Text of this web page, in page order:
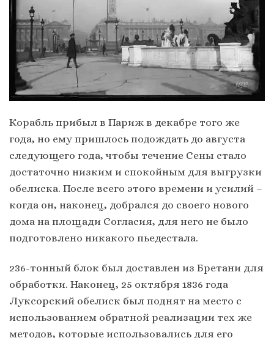
Корабль прибыл в Париж в декабре того же
года, но ему пришлось подождать до августа
следующего года, чтобы течение Сены стало
достаточно низким и спокойным для выгрузки
обелиска. После всего этого времени и усилий –
когда он, наконец, добрался до своего нового
дома на площади Согласия, для него не было
подготовлено никакого пьедестала.
236-тонный блок был доставлен из Бретани для
обработки. Наконец, 25 октября 1836 года
Луксорский обелиск был поднят на место с
использованием обратной реализации тех же
методов, которые использовались для его